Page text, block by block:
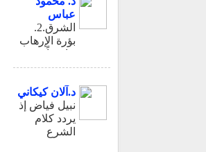
عباس
.2.الشرق
بؤرة الإرهاب
حاضراً1
د.آلان كيكاني
نبيل فياض إذ
يردد كلام
الشرع